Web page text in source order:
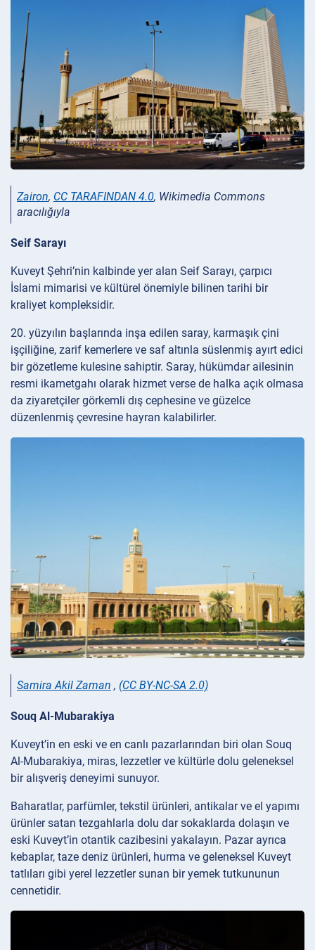
Zairon, CC TARAFINDAN 4.0, Wikimedia Commons
aracılığıyla
Seif Sarayı
Kuveyt Şehri’nin kalbinde yer alan Seif Sarayı, çarpıcı
İslami mimarisi ve kültürel önemiyle bilinen tarihi bir
kraliyet kompleksidir.
20. yüzyılın başlarında inşa edilen saray, karmaşık çini
işçiliğine, zarif kemerlere ve saf altınla süslenmiş ayırt edici
bir gözetleme kulesine sahiptir. Saray, hükümdar ailesinin
resmi ikametgahı olarak hizmet verse de halka açık olmasa
da ziyaretçiler görkemli dış cephesine ve güzelce
düzenlenmiş çevresine hayran kalabilirler.
Samira Akil Zaman , (CC BY-NC-SA 2.0)
Souq Al-Mubarakiya
Kuveyt’in en eski ve en canlı pazarlarından biri olan Souq
Al-Mubarakiya, miras, lezzetler ve kültürle dolu geleneksel
bir alışveriş deneyimi sunuyor.
Baharatlar, parfümler, tekstil ürünleri, antikalar ve el yapımı
ürünler satan tezgahlarla dolu dar sokaklarda dolaşın ve
eski Kuveyt’in otantik cazibesini yakalayın. Pazar ayrıca
kebaplar, taze deniz ürünleri, hurma ve geleneksel Kuveyt
tatlıları gibi yerel lezzetler sunan bir yemek tutkununun
cennetidir.